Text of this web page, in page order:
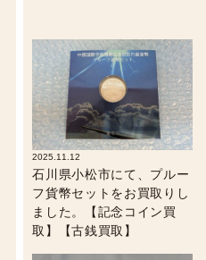
2025.11.12
石川県小松市にて、プルー
フ貨幣セットをお買取りし
ました。【記念コイン買
取】【古銭買取】